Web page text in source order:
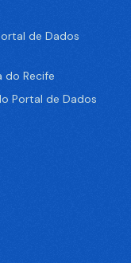
de Dados
do Recife
Portal de Dados